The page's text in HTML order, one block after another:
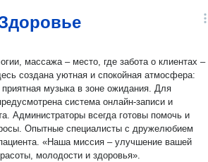
массажа – место, где забота о клиентах –
создана уютная и спокойная атмосфера:
музыка в зоне ожидания. Для
система онлайн-записи и
Администраторы всегда готовы помочь и
Опытные специалисты с дружелюбием
улучшение вашей
молодости и здоровья».